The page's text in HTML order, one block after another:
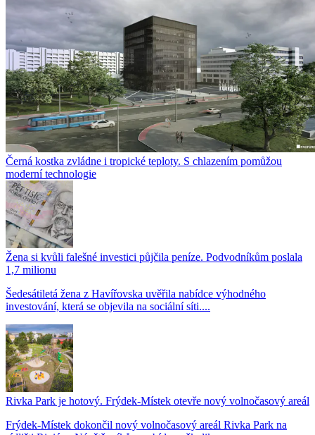
Černá kostka zvládne i tropické teploty. S chlazením pomůžou
moderní technologie
Žena si kvůli falešné investici půjčila peníze. Podvodníkům poslala
1,7 milionu
Šedesátiletá žena z Havířovska uvěřila nabídce výhodného
investování, která se objevila na sociální síti....
Rivka Park je hotový. Frýdek-Místek otevře nový volnočasový areál
Frýdek-Místek dokončil nový volnočasový areál Rivka Park na